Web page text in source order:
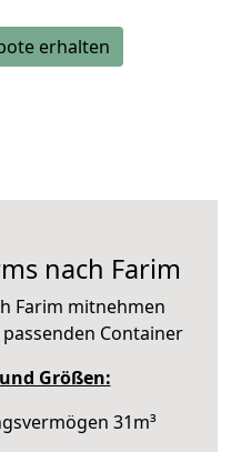
erhalten
nach Farim
Farim mitnehmen
Container
Größen:
31m³